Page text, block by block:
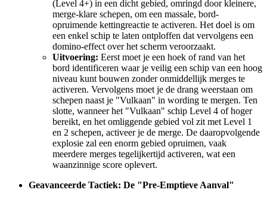
(Level 4+) in een dicht gebied, omringd door kleinere,
merge-klare schepen, om een massale, bord-
opruimende kettingreactie te activeren. Het doel is om
een enkel schip te laten ontploffen dat vervolgens een
domino-effect over het scherm veroorzaakt.
Uitvoering: Eerst moet je een hoek of rand van het
bord identificeren waar je veilig een schip van een hoog
niveau kunt bouwen zonder onmiddellijk merges te
activeren. Vervolgens moet je de drang weerstaan om
schepen naast je "Vulkaan" in wording te mergen. Ten
slotte, wanneer het "Vulkaan" schip Level 4 of hoger
bereikt, en het omliggende gebied vol zit met Level 1
en 2 schepen, activeer je de merge. De daaropvolgende
explosie zal een enorm gebied opruimen, vaak
meerdere merges tegelijkertijd activeren, wat een
waanzinnige score oplevert.
Geavanceerde Tactiek: De "Pre-Emptieve Aanval"